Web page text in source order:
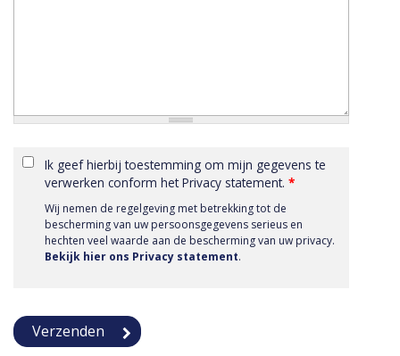
Ik geef hierbij toestemming om mijn gegevens te
verwerken conform het Privacy statement. *
Wij nemen de regelgeving met betrekking tot de
bescherming van uw persoonsgegevens serieus en
hechten veel waarde aan de bescherming van uw privacy.
Bekijk hier ons Privacy statement.